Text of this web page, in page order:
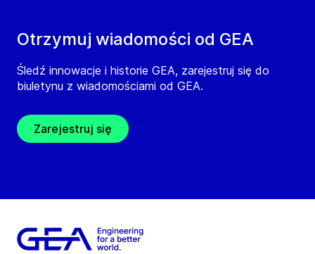
Otrzymuj wiadomości od GEA
Śledź innowacje i historie GEA, zarejestruj się do
biuletynu z wiadomościami od GEA.
Zarejestruj się